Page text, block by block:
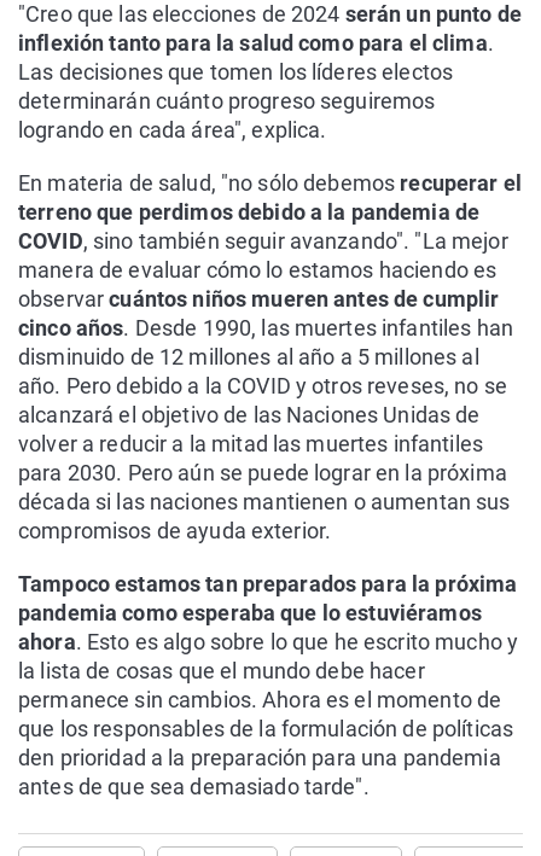
"Creo que las elecciones de 2024 serán un punto de
inflexión tanto para la salud como para el clima.
Las decisiones que tomen los líderes electos
determinarán cuánto progreso seguiremos
logrando en cada área", explica.
En materia de salud, "no sólo debemos recuperar el
terreno que perdimos debido a la pandemia de
COVID, sino también seguir avanzando". "La mejor
manera de evaluar cómo lo estamos haciendo es
observarcuántos niños mueren antes de cumplir
cinco años. Desde 1990, las muertes infantiles han
disminuido de 12 millones al año a 5 millones al
año. Pero debido a la COVID y otros reveses, no se
alcanzará el objetivo de las Naciones Unidas de
volver a reducir a la mitad las muertes infantiles
para 2030. Pero aún se puede lograr en la próxima
década si las naciones mantienen o aumentan sus
compromisos de ayuda exterior.
Tampoco estamos tan preparados para la próxima
pandemia como esperaba que lo estuviéramos
ahora. Esto es algo sobre lo que he escrito mucho y
la lista de cosas que el mundo debe hacer
permanece sin cambios. Ahora es el momento de
que los responsables de la formulación de políticas
den prioridad a la preparación para una pandemia
antes de que sea demasiado tarde".